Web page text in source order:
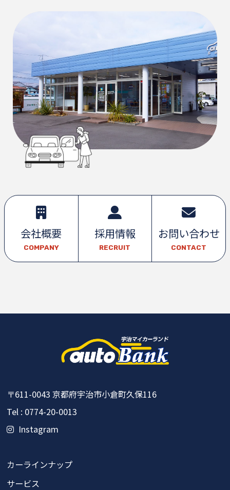
会社概要
COMPANY
採用情報
RECRUIT
お問い合わせ
CONTACT
〒611-0043京都府宇治市小倉町久保116
Tel : 0774-20-0013
Instagram
カーラインナップ
サービス